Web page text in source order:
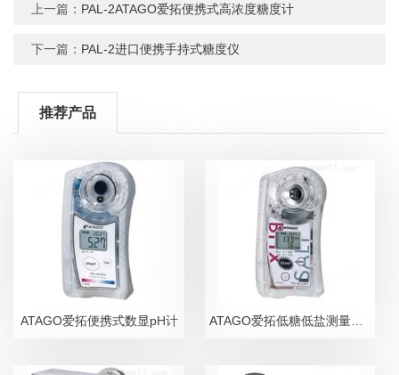
上一篇： PAL-2ATAGO爱拓便携式高浓度糖度计
下一篇： PAL-2进口便携手持式糖度仪
推荐产品
ATAGO爱拓便携式数显pH计 ATAGO爱拓低糖低盐测量糖盐度计